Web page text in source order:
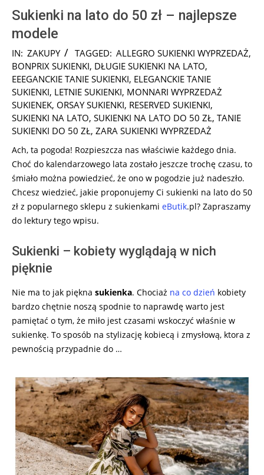
Sukienki na lato do 50 zł – najlepsze
modele
2025-
07-
26
IN: ZAKUPY TAGGED: ALLEGRO SUKIENKI WYPRZEDAŻ,
BONPRIX SUKIENKI, DŁUGIE SUKIENKI NA LATO,
EEEGANCKIE TANIE SUKIENKI, ELEGANCKIE TANIE
SUKIENKI, LETNIE SUKIENKI, MONNARI WYPRZEDAŻ
SUKIENEK, ORSAY SUKIENKI, RESERVED SUKIENKI,
SUKIENKI NA LATO, SUKIENKI NA LATO DO 50 ZŁ, TANIE
SUKIENKI DO 50 ZŁ, ZARA SUKIENKI WYPRZEDAŻ
Ach, ta pogoda! Rozpieszcza nas właściwie każdego dnia.
Choć do kalendarzowego lata zostało jeszcze trochę czasu, to
śmiało można powiedzieć, że ono w pogodzie już nadeszło.
Chcesz wiedzieć, jakie proponujemy Ci sukienki na lato do 50
zł z popularnego sklepu z sukienkami eButik.pl? Zapraszamy
do lektury tego wpisu.
Sukienki – kobiety wyglądają w nich
pięknie
Nie ma to jak piękna sukienka. Chociaż na co dzień kobiety
bardzo chętnie noszą spodnie to naprawdę warto jest
pamiętać o tym, że miło jest czasami wskoczyć właśnie w
sukienkę. To sposób na stylizację kobiecą i zmysłową, ktora z
pewnością przypadnie do …